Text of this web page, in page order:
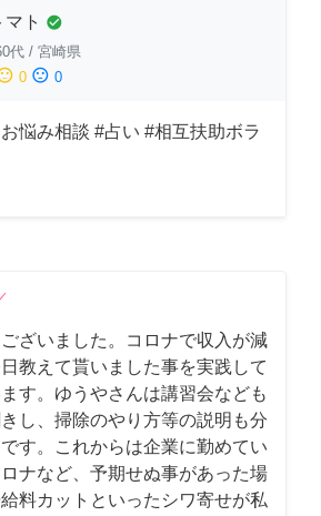
マト check_circle
代 / 宮崎県
0 sentiment_dissatisfied 0
お悩み相談 #占い #相互扶助ボラ
ざいました。コロナで収入が減
教えて貰いました事を実践して
す。ゆうやさんは講習会なども
し、掃除のやり方等の説明も分
す。これからは企業に勤めてい
ナなど、予期せぬ事があった場
料カットといったシワ寄せが私